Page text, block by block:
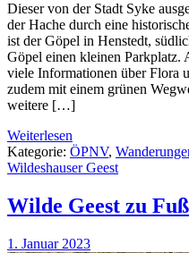
Dieser von der Stadt Syke
der Hache durch eine
ist der Göpel in Henstedt,
Göpel einen kleinen Parkplatz.
viele Informationen über Flora
zudem mit einem grünen
weitere […]
Weiterlesen
Kategorie: ÖPNV,
Wildeshauser Geest
Wilde Geest zu Fuß
1. Januar 2023